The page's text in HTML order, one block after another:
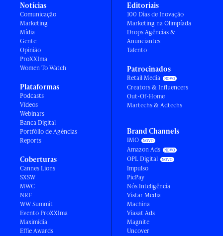
Notícias
Comunicação
Marketing
Mídia
Gente
Opinião
ProXXIma
Women To Watch
Plataformas
Podcasts
Vídeos
Webinars
Banca Digital
Portfólio de Agências
Reports
Coberturas
Cannes Lions
SXSW
MWC
NRF
WW Summit
Evento ProXXIma
Maximídia
Effie Awards
Editoriais
100 Dias de Inovação
Marketing na Olimpíada
Drops Agências &
Anunciantes
Talento
Patrocinados
Retail Media
Creators & Influencers
Out-Of-Home
Martechs & Adtechs
Brand Channels
IMO
Amazon Ads
OPL Digital
Impulso
PicPay
Nós Inteligência
Vistar Media
Machina
Viasat Ads
Magnite
Uncover